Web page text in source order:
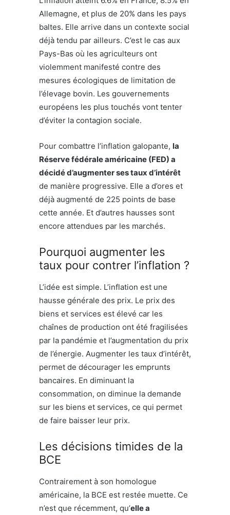
Allemagne, et plus de 20% dans les pays
baltes. Elle arrive dans un contexte social
déjà tendu par ailleurs. C’est le cas aux
Pays-Bas où les agriculteurs ont
violemment manifesté contre des
mesures écologiques de limitation de
l’élevage bovin. Les gouvernements
européens les plus touchés vont tenter
d’éviter la contagion sociale.
Pour combattre l’inflation galopante, la
Réserve fédérale américaine (FED) a
décidé d’augmenter ses taux d’intérêt
de manière progressive. Elle a d’ores et
déjà augmenté de 225 points de base
cette année. Et d’autres hausses sont
encore attendues par les marchés.
Pourquoi augmenter les
taux pour contrer l’inflation ?
L’idée est simple. L’inflation est une
hausse générale des prix. Le prix des
biens et services est élevé car les
chaînes de production ont été fragilisées
par la pandémie et l’augmentation du prix
de l’énergie. Augmenter les taux d’intérêt,
permet de décourager les emprunts
bancaires. En diminuant la
consommation, on diminue la demande
sur les biens et services, ce qui permet
de faire baisser leur prix.
Les décisions timides de la
BCE
Contrairement à son homologue
américaine, la BCE est restée muette. Ce
n’est que récemment, qu’elle a